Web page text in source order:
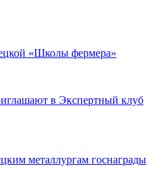
«Школы фермера»
в Экспертный клуб
металлургам госнаграды